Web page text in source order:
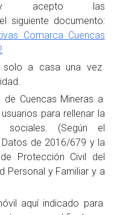
y acepto las
siguiente documento:
Comarca Cuencas
a casa una vez
Cuencas Mineras a
para rellenar la
sociales. (Según el
de 2016/679 y la
Protección Civil del
Personal y Familiar y a
aquí indicado para